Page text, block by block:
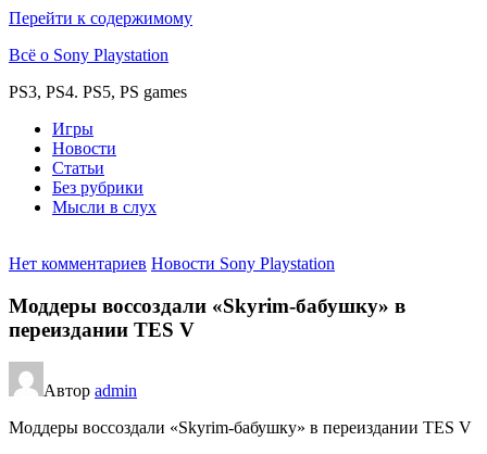
Перейти к содержимому
Всё о Sony Playstation
PS3, PS4. PS5, PS games
Игры
Новости
Статьи
Без рубрики
Мысли в слух
Нет комментариев Новости Sony Playstation
Моддеры воссоздали «Skyrim-бабушку» в
переиздании TES V
Автор admin
Моддеры воссоздали «Skyrim-бабушку» в переиздании TES V